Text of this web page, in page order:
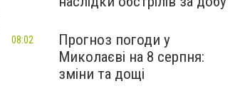
Прогноз погоди у
Миколаєві на 8 серпня:
зміни та дощі
08:02